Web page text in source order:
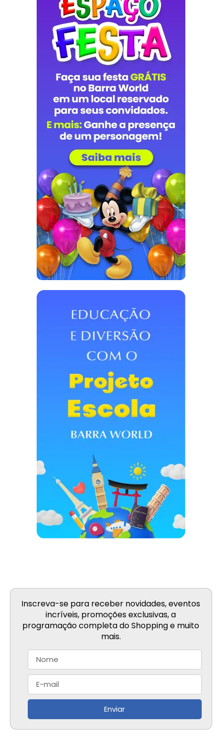
Inscreva-se para receber novidades, eventos
incríveis, promoções exclusivas, a
programação completa do Shopping e muito
mais.
Enviar